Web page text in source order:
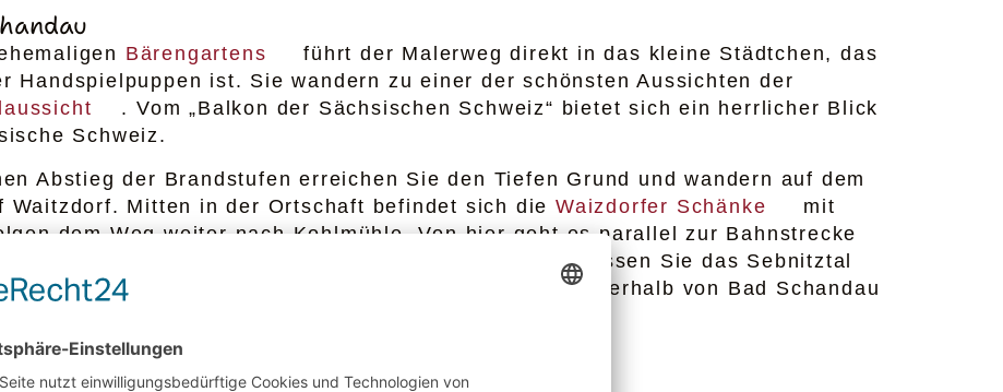
Bärengartens
führt der Malerweg direkt in das kleine Städtchen, das
Handspielpuppen ist. Sie wandern zu einer der schönsten Aussichten der
. Vom „Balkon der Sächsischen Schweiz“ bietet sich ein herrlicher Blick
Schweiz.
Abstieg der Brandstufen erreichen Sie den Tiefen Grund und wandern auf dem
Waitzdorf. Mitten in der Ortschaft befindet sich die Waizdorfer Schänke
mit
dem Weg weiter nach Kohlmühle. Von hier geht es parallel zur Bahnstrecke
. Über den Mühlenweg verlassen Sie das Sebnitztal
folgen Sie dem Panorama­weg bis zum Schlossberg oberhalb von Bad Schandau
das Stadtzentrum von Bad Schandau.